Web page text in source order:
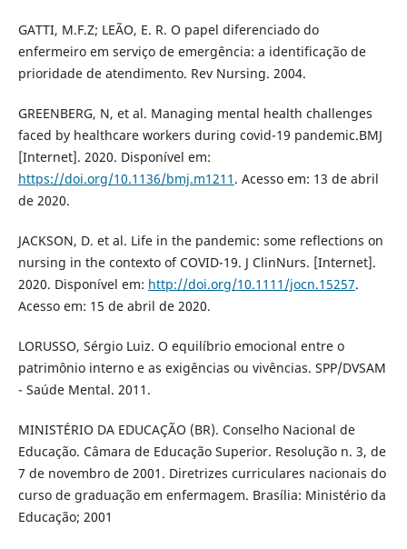
GATTI, M.F.Z; LEÃO, E. R. O papel diferenciado do
enfermeiro em serviço de emergência: a identificação de
prioridade de atendimento. Rev Nursing. 2004.
GREENBERG, N, et al. Managing mental health challenges
faced by healthcare workers during covid-19 pandemic.BMJ
[Internet]. 2020. Disponível em:
https://doi.org/10.1136/bmj.m1211 . Acesso em: 13 de abril
de 2020.
JACKSON, D. et al. Life in the pandemic: some reflections on
nursing in the contexto of COVID-19. J ClinNurs. [Internet].
2020. Disponível em: http://doi.org/10.1111/jocn.15257.
Acesso em: 15 de abril de 2020.
LORUSSO, Sérgio Luiz. O equilíbrio emocional entre o
patrimônio interno e as exigências ou vivências. SPP/DVSAM
- Saúde Mental. 2011.
MINISTÉRIO DA EDUCAÇÃO (BR). Conselho Nacional de
Educação. Câmara de Educação Superior. Resolução n. 3, de
7 de novembro de 2001. Diretrizes curriculares nacionais do
curso de graduação em enfermagem. Brasília: Ministério da
Educação; 2001